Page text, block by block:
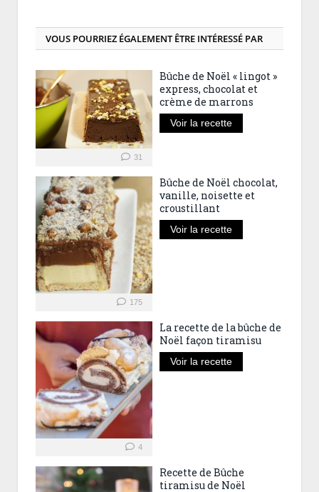
VOUS POURRIEZ ÉGALEMENT ÊTRE INTÉRESSÉ PAR
31
Bûche de Noël « lingot »
express, chocolat et
crème de marrons
Voir la recette
175
Bûche de Noël chocolat,
vanille, noisette et
croustillant
Voir la recette
4
La recette de la bûche de
Noël façon tiramisu
Voir la recette
Recette de Bûche
tiramisu de Noël